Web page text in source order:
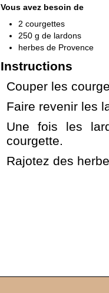
Vous avez besoin de
2 courgettes
250 g de lardons
herbes de Provence
Instructions
Couper les
Faire revenir les
Une fois les
courgette.
Rajotez des